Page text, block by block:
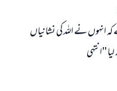
نے اللہ کی نشانیاں
"انتہی